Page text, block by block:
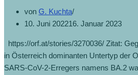
von G. Kuchta
10. Juni 202216. Januar 2023
https://orf.at/stories/3270036/ Zitat:
in Österreich dominanten Untertyp der
SARS-CoV-2-Erregers namens BA.2